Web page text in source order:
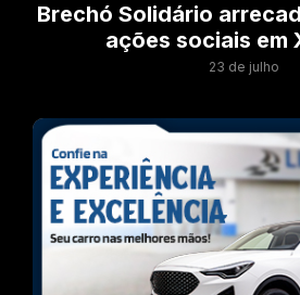
Brechó Solidário
ações sociais em
23 de julho